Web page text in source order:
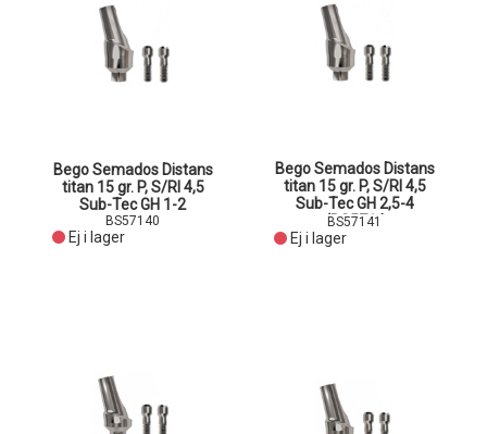
Bego Semados Distans
titan 15 gr. P, S/RI 4,5
Sub-Tec GH 1-2
BS57140
Ej i lager
Bego Semados Distans
titan 15 gr. P, S/RI 4,5
Sub-Tec GH 2,5-4
(BS5714
BS57141
Ej i lager